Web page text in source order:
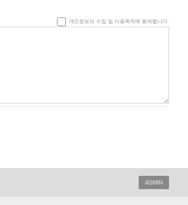
개인정보의 수집 및 이용목적에 동의합니다.
ADMIN